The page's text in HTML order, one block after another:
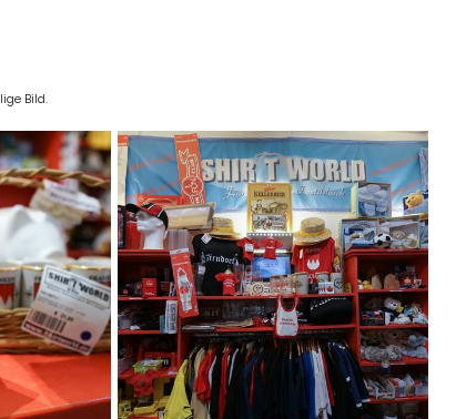
Bild.